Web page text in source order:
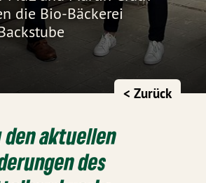
die Bio-Bäckerei
< Zurück
den aktuellen
des